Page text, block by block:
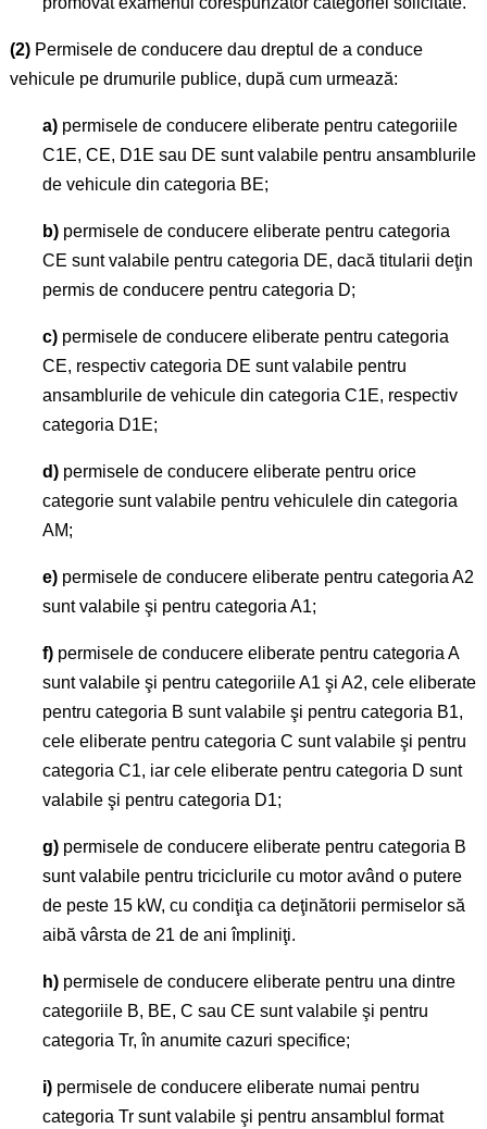
(2)Permisele de conducere dau dreptul de a conduce
vehicule pe drumurile publice, după cum urmează:
a)permisele de conducere eliberate pentru categoriile
C1E, CE, D1E sau DE sunt valabile pentru ansamblurile
de vehicule din categoria BE;
b)permisele de conducere eliberate pentru categoria
CE sunt valabile pentru categoria DE, dacă titularii deţin
permis de conducere pentru categoria D;
c)permisele de conducere eliberate pentru categoria
CE, respectiv categoria DE sunt valabile pentru
ansamblurile de vehicule din categoria C1E, respectiv
categoria D1E;
d)permisele de conducere eliberate pentru orice
categorie sunt valabile pentru vehiculele din categoria
AM;
e)permisele de conducere eliberate pentru categoria A2
sunt valabile şi pentru categoria A1;
f)permisele de conducere eliberate pentru categoria A
sunt valabile şi pentru categoriile A1 şi A2, cele eliberate
pentru categoria B sunt valabile şi pentru categoria B1,
cele eliberate pentru categoria C sunt valabile şi pentru
categoria C1, iar cele eliberate pentru categoria D sunt
valabile şi pentru categoria D1;
g)permisele de conducere eliberate pentru categoria B
sunt valabile pentru triciclurile cu motor având o putere
de peste 15 kW, cu condiţia ca deţinătorii permiselor să
aibă vârsta de 21 de ani împliniţi.
h)permisele de conducere eliberate pentru una dintre
categoriile B, BE, C sau CE sunt valabile şi pentru
categoria Tr, în anumite cazuri specifice;
i)permisele de conducere eliberate numai pentru
categoria Tr sunt valabile şi pentru ansamblul format